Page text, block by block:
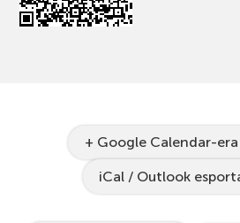
+ Google Calendar-
iCal / Outlook